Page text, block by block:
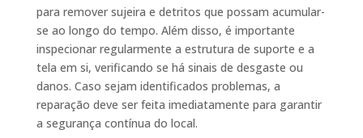
para remover sujeira e detritos que possam acumular-
se ao longo do tempo. Além disso, é importante
inspecionar regularmente a estrutura de suporte e a
tela em si, verificando se há sinais de desgaste ou
danos. Caso sejam identificados problemas, a
reparação deve ser feita imediatamente para garantir
a segurança contínua do local.